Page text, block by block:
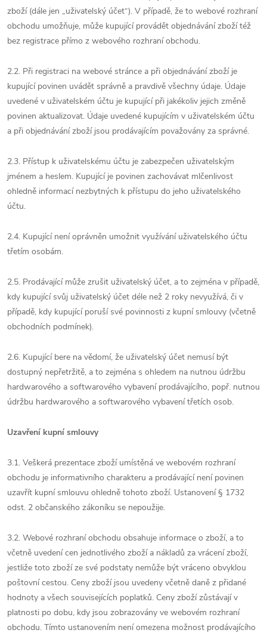
zboží (dále jen „uživatelský účet“). V případě, že to webové rozhraní
obchodu umožňuje, může kupující provádět objednávání zboží též
bez registrace přímo z webového rozhraní obchodu.
2.2. Při registraci na webové stránce a při objednávání zboží je
kupující povinen uvádět správně a pravdivě všechny údaje. Údaje
uvedené v uživatelském účtu je kupující při jakékoliv jejich změně
povinen aktualizovat. Údaje uvedené kupujícím v uživatelském účtu
a při objednávání zboží jsou prodávajícím považovány za správné.
2.3. Přístup k uživatelskému účtu je zabezpečen uživatelským
jménem a heslem. Kupující je povinen zachovávat mlčenlivost
ohledně informací nezbytných k přístupu do jeho uživatelského
účtu.
2.4. Kupující není oprávněn umožnit využívání uživatelského účtu
třetím osobám.
2.5. Prodávající může zrušit uživatelský účet, a to zejména v případě,
kdy kupující svůj uživatelský účet déle než 2 roky nevyužívá, či v
případě, kdy kupující poruší své povinnosti z kupní smlouvy (včetně
obchodních podmínek).
2.6. Kupující bere na vědomí, že uživatelský účet nemusí být
dostupný nepřetržitě, a to zejména s ohledem na nutnou údržbu
hardwarového a softwarového vybavení prodávajícího, popř. nutnou
údržbu hardwarového a softwarového vybavení třetích osob.
Uzavření kupní smlouvy
3.1. Veškerá prezentace zboží umístěná ve webovém rozhraní
obchodu je informativního charakteru a prodávající není povinen
uzavřít kupní smlouvu ohledně tohoto zboží. Ustanovení § 1732
odst. 2 občanského zákoníku se nepoužije.
3.2. Webové rozhraní obchodu obsahuje informace o zboží, a to
včetně uvedení cen jednotlivého zboží a nákladů za vrácení zboží,
jestliže toto zboží ze své podstaty nemůže být vráceno obvyklou
poštovní cestou. Ceny zboží jsou uvedeny včetně daně z přidané
hodnoty a všech souvisejících poplatků. Ceny zboží zůstávají v
platnosti po dobu, kdy jsou zobrazovány ve webovém rozhraní
obchodu. Tímto ustanovením není omezena možnost prodávajícího